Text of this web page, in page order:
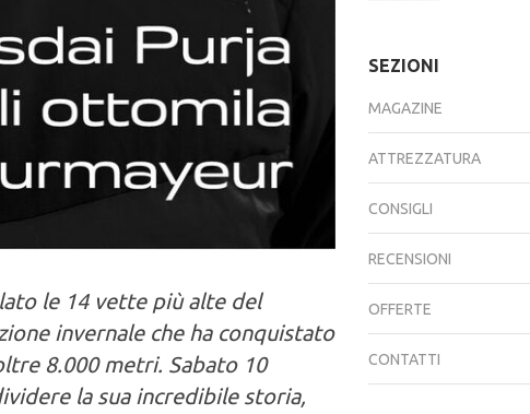
le 14 vette più alte del
invernale che ha conquistato
8.000 metri. Sabato 10
la sua incredibile storia,
SEZIONI
MAGAZINE
ATTREZZATURA
CONSIGLI
RECENSIONI
OFFERTE
CONTATTI